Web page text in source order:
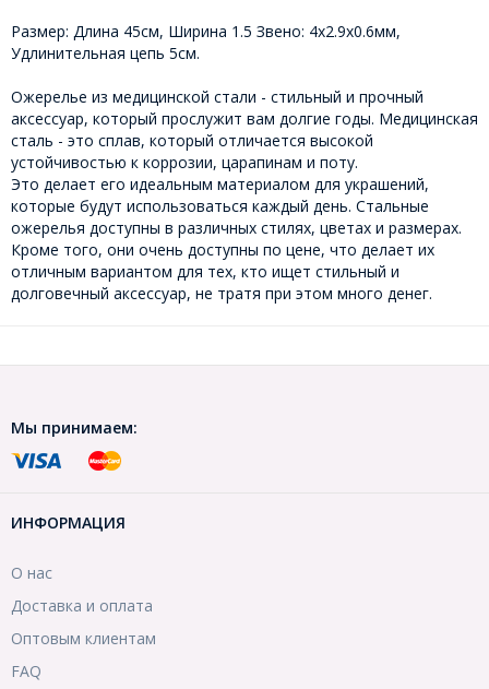
Размер: Длина 45см, Ширина 1.5 Звено: 4х2.9х0.6мм,
Удлинительная цепь 5см.
Ожерелье из медицинской стали - стильный и прочный
аксессуар, который прослужит вам долгие годы. Медицинская
сталь - это сплав, который отличается высокой
устойчивостью к коррозии, царапинам и поту.
Это делает его идеальным материалом для украшений,
которые будут использоваться каждый день. Стальные
ожерелья доступны в различных стилях, цветах и размерах.
Кроме того, они очень доступны по цене, что делает их
отличным вариантом для тех, кто ищет стильный и
долговечный аксессуар, не тратя при этом много денег.
Мы принимаем:
ИНФОРМАЦИЯ
О нас
Доставка и оплата
Оптовым клиентам
FAQ